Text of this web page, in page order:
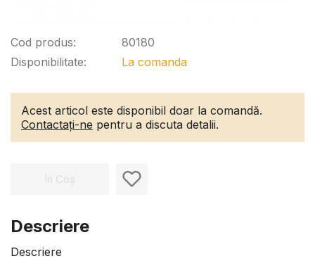
Cod produs:
Disponibilitate:
80180
La comanda
Acest articol este disponibil doar la comandă.
Contactați-ne pentru a discuta detalii.
În Coș
Descriere
Descriere